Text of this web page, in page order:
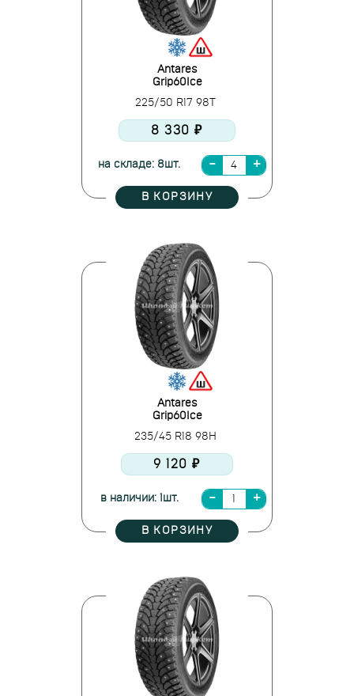
Antares
Grip60Ice
225/50 R17 98T
8 330 ₽
на складе: 8шт.
В КОРЗИНУ
Antares
Grip60Ice
235/45 R18 98H
9 120 ₽
в наличии: 1шт.
В КОРЗИНУ